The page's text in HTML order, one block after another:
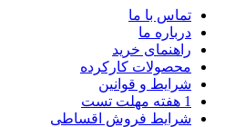
تماس با ما
درباره ما
راهنمای خرید
محصولات کارکرده
شرایط و قوانین
1 هفته مهلت تست
شرایط فروش اقساطی